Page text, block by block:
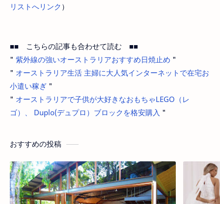
リストへリンク ）
■■ こちらの記事も合わせて読む ■■
" 紫外線の強いオーストラリアおすすめ日焼止め "
" オーストラリア生活 主婦に大人気インターネットで在宅お
小遣い稼ぎ "
" オーストラリアで子供が大好きなおもちゃLEGO（レ
ゴ）、 Duplo(デュプロ）ブロックを格安購入 "
おすすめの投稿